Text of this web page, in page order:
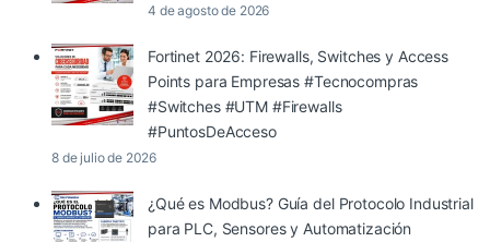
4 de agosto de 2026
Fortinet 2026: Firewalls, Switches y Access
Points para Empresas #Tecnocompras
#Switches #UTM #Firewalls
#PuntosDeAcceso
8 de julio de 2026
¿Qué es Modbus? Guía del Protocolo Industrial
para PLC, Sensores y Automatización